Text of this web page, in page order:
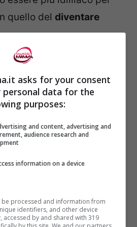
quello del diventare
asks for your consent
personal data for the
purposes:
and content, advertising and
audience research and
information on a device
processed and information from
identifiers, and other device
accessed by and shared with 319